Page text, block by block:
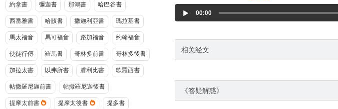
約拿書 彌迦書 那鴻書 哈巴谷書
西番雅書 哈該書 撒迦利亞書 瑪拉基書
馬太福音 馬可福音 路加福音 約翰福音
使徒行傳 羅馬書 哥林多前書 哥林多後書
加拉太書 以弗所書 腓利比書 歌羅西書
帖撒羅尼迦前書 帖撒羅尼迦後書
提摩太前書 提摩太後書 提多書
Player
00:00
相关经文
《答疑解惑》